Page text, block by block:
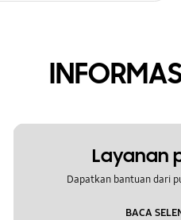
Layanan
Dapatkan bantuan dari
BACA